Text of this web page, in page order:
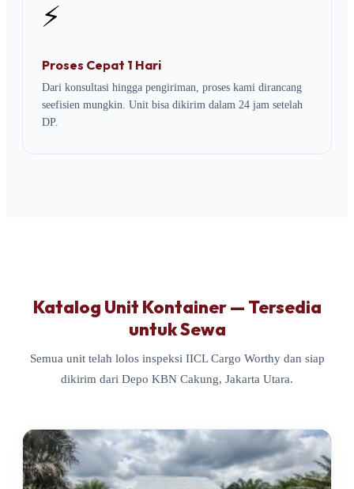
⚡
Proses Cepat 1 Hari
Dari konsultasi hingga pengiriman, proses kami dirancang
seefisien mungkin. Unit bisa dikirim dalam 24 jam setelah
DP.
Katalog Unit Kontainer — Tersedia
untuk Sewa
Semua unit telah lolos inspeksi IICL Cargo Worthy dan siap
dikirim dari Depo KBN Cakung, Jakarta Utara.
TERSEDIA